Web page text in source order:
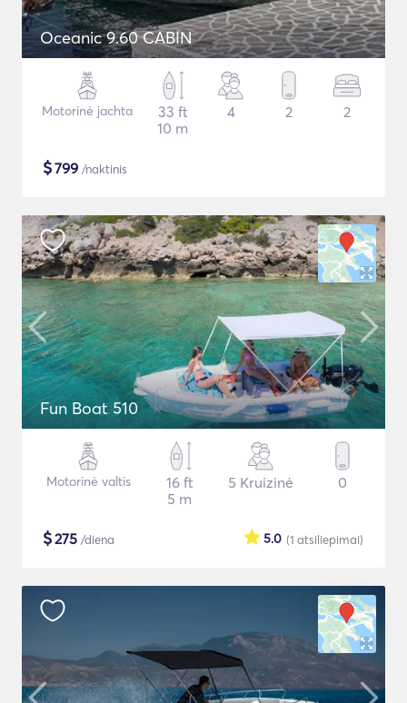
Oceanic 9.60 CABIN
Motorinė jachta
33 ft
10 m
4 2 2
$799 /naktinis
Fun Boat 510
Motorinė valtis
16 ft
5 m
5 Kruizinė 0
$275 /diena (1 atsiliepimai)
5.0